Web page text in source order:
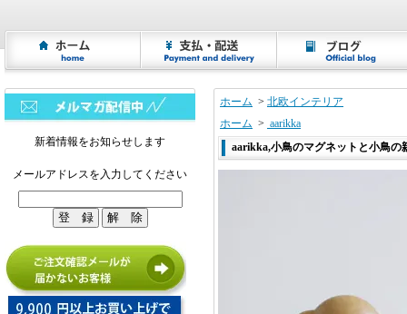
新着情報をお知らせします
メールアドレスを入力してください
ホーム > 北欧インテリア
ホーム > aarikka
aarikka,小鳥のマグネットと小鳥の